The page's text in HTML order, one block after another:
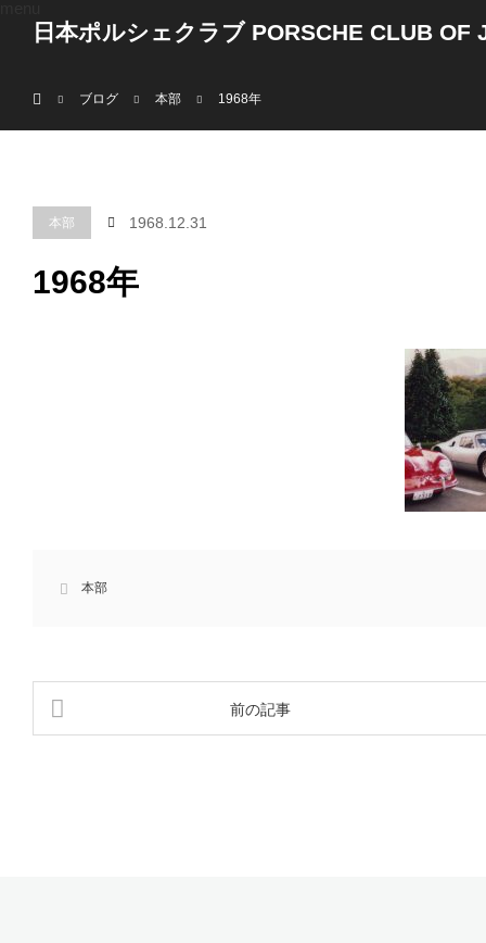
日本ポルシェクラブ PORSCHE CLUB OF
ブログ
本部 1968年
本部 1968.12.31
1968年
本部
前の記事